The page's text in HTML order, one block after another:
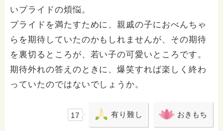
いプライドの煩悩。
プライドを満たすために、親戚の子におべんちゃ
らを期待していたのかもしれませんが、その期待
を裏切るところが、若い子の可愛いところです。
期待外れの答えのときに、爆笑すれば楽しく終わ
っていたのではないでしょうか。
17 有り難し おきもち